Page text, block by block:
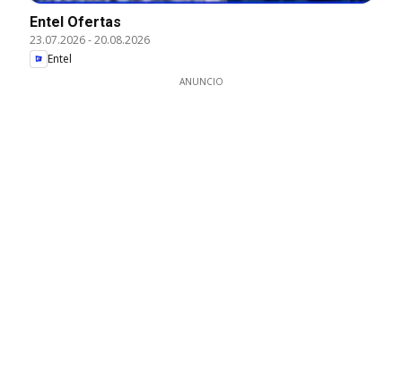
Entel Ofertas
23.07.2026-20.08.2026
Entel
ANUNCIO